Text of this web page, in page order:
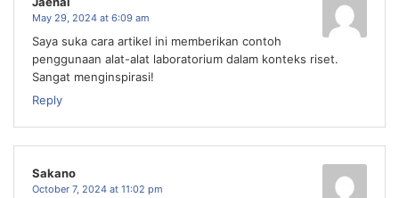
May 29, 2024 at 6:09 am
Saya suka cara artikel ini memberikan contoh
penggunaan alat-alat laboratorium dalam konteks riset.
Sangat menginspirasi!
Reply
Sakano
October 7, 2024 at 11:02 pm